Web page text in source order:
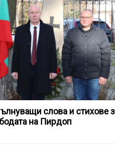
слова и стихове
на Пирдоп